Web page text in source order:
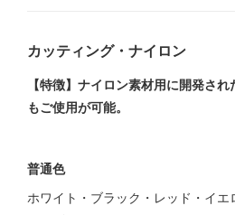
カッティング・ナイロン
【特徴】ナイロン素材用に開発さ
もご使用が可能。
普通色
ホワイト・ブラック・レッド・イエ